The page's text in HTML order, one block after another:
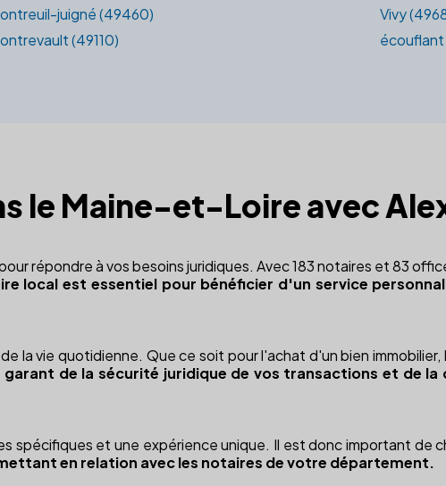
juigné (49460)
(49110)
Vivy
le Maine-et-Loire avec
répondre à vos besoins juridiques. Avec 183 notaires et 83
local est essentiel pour bénéficier d'un service
la vie quotidienne. Que ce soit pour l'achat d'un bien
garant de la sécurité juridique de vos transactions et de
et une expérience unique. Il est donc important de
en relation avec les notaires de votre département.